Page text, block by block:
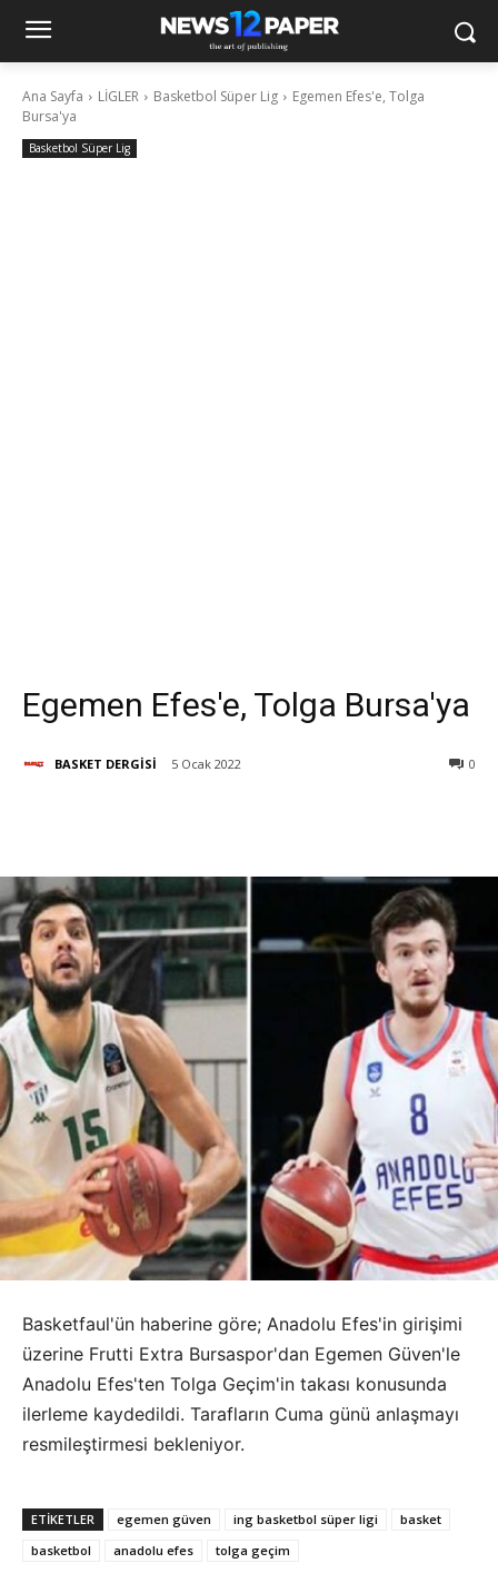
Ana Sayfa LİGLER Basketbol Süper Lig
Egemen Efes'e, Tolga
Bursa'ya
Basketbol Süper Lig
Egemen Efes'e, Tolga Bursa'ya
BASKET DERGİSİ 5 Ocak 2022 0
Basketfaul'ün haberine göre; Anadolu Efes'in girişimi
üzerine Frutti Extra Bursaspor'dan Egemen Güven'le
Anadolu Efes'ten Tolga Geçim'in takası konusunda
ilerleme kaydedildi. Tarafların Cuma günü anlaşmayı
resmileştirmesi bekleniyor.
ETIKETLER egemen güven ing basketbol süper ligi
basket
basketbol
anadolu efes tolga geçim